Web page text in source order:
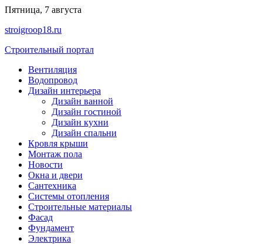
Перейти
содержимому
Пятница, 7 августа
stroigroop18.ru
Строительный портал
Вентиляция
Водопровод
Дизайн интерьера
Дизайн ванной
Дизайн гостиной
Дизайн кухни
Дизайн спальни
Кровля крыши
Монтаж пола
Новости
Окна и двери
Сантехника
Системы отопления
Строительные материалы
Фасад
Фундамент
Электрика